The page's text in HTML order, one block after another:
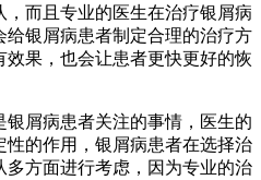
而且专业的医生在治疗银屑病
银屑病患者制定合理的治疗方
果，也会让患者更快更好的恢
屑病患者关注的事情，医生的
的作用，银屑病患者在选择治
方面进行考虑，因为专业的治